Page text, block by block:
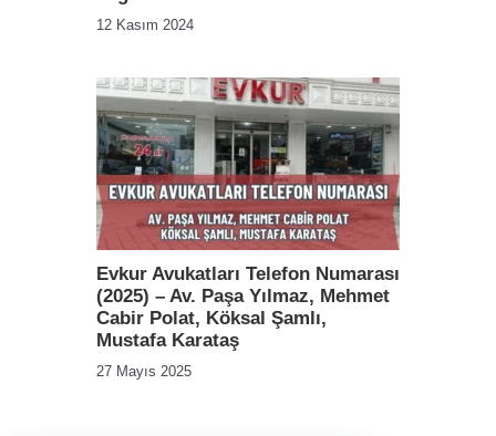
12 Kasım 2024
Evkur Avukatları Telefon Numarası
(2025) – Av. Paşa Yılmaz, Mehmet
Cabir Polat, Köksal Şamlı,
Mustafa Karataş
27 Mayıs 2025